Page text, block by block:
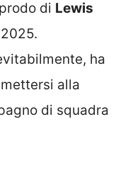
di Lewis
ha
alla
di squadra